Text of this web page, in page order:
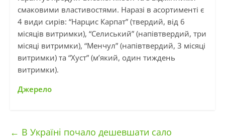
смаковими властивостями. Наразі в асортименті є
4 види сирів: “Нарцис Карпат” (твердий, від 6
місяців витримки), “Селиський” (напівтвердий, три
місяці витримки), “Менчул” (напівтвердий, 3 місяці
витримки) та “Хуст” (м’який, один тиждень
витримки).
Джерело
← В Україні почало дешевшати сало